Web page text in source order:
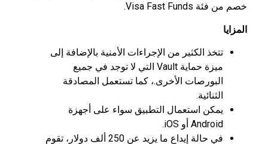
خصم من فئة Visa Fast Funds.
المزايا
تتخذ الكثير من الإجراءات الأمنية بالإضافة إلى
ميزة حماية Vault التي لا توجد في جميع
البورصات الأخرى.، كما تستعمل المصادقة
الثنائية.
يمكن استعمال التطبيق سواء على أجهزة
Android أو iOS.
في حالة إيداع ما يزيد عن 250 ألف دولار، تقوم